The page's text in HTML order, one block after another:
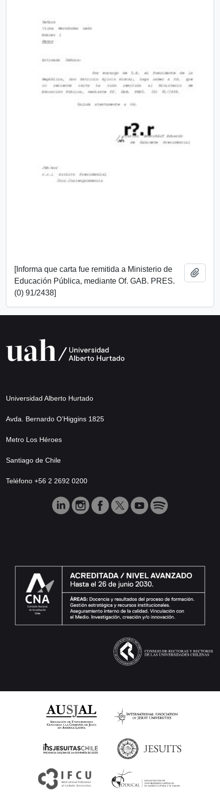
[Informa que carta fue remitida a Ministerio de
Educación Pública, mediante Of. GAB. PRES.
(0) 91/2438]
Universidad Alberto Hurtado
Avda. Bernardo O’Higgins 1825
Metro Los Héroes
Santiago de Chile
Teléfono +56 2 2692 0200